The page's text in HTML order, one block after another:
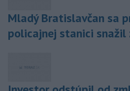
Mladý Bratislavčan sa
policajnej stanici snažil